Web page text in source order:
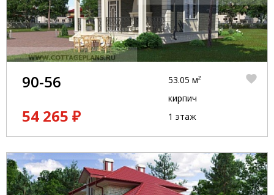
90-56
54 265 ₽
53.05 м²
кирпич
1 этаж